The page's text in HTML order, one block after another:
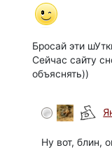
Бросай эти
Сейчас сайту
объяснять))
Ну вот, блин,